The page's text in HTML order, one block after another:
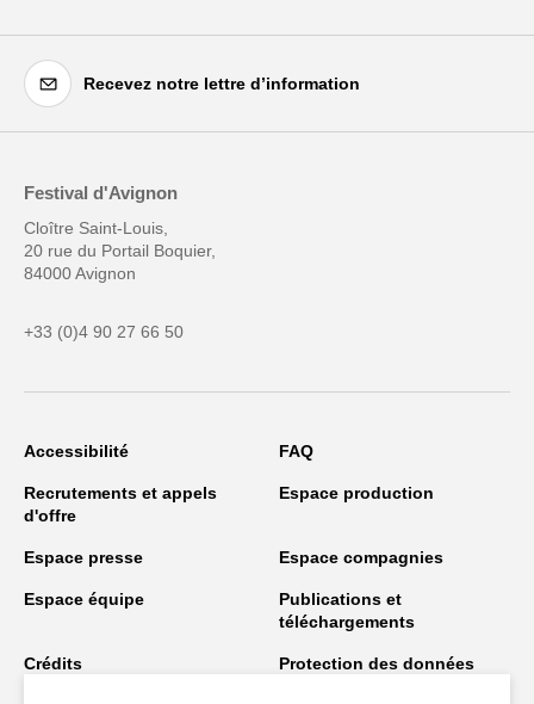
Recevez notre lettre d’information
Festival d'Avignon
Cloître Saint-Louis,
20 rue du Portail Boquier,
84000 Avignon
+33 (0)4 90 27 66 50
Accessibilité FAQ
Recrutements et appels
d'offre
Espace production
Espace presse Espace compagnies
Espace équipe
Publications et
téléchargements
Crédits
Protection des données